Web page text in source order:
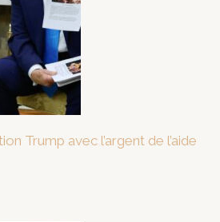
Trump avec l’argent de l’aide